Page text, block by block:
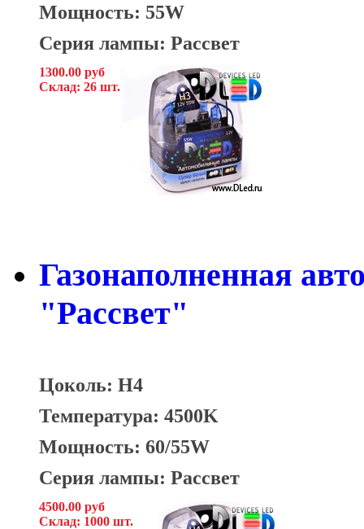
Мощность: 55W
Серия лампы: Рассвет
1300.00 руб
Склад: 26 шт.
Газонаполненная
"Рассвет"
Цоколь: H4
Температура: 4500K
Мощность: 60/55W
Серия лампы: Рассвет
4500.00 руб
Склад: 1000 шт.